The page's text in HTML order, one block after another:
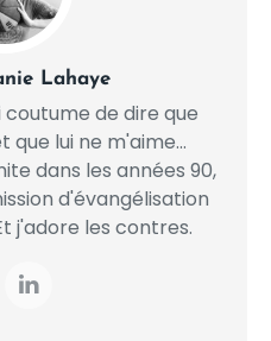
Lahaye
coutume de dire que
que lui ne m'aime...
dans les années 90,
d'évangélisation
j'adore les contres.